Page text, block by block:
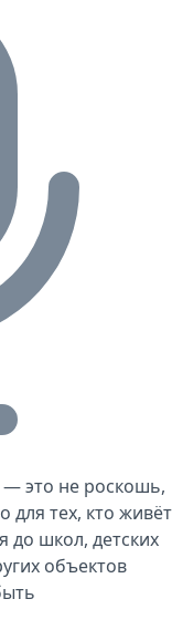
это не роскошь,
для тех, кто живёт
до школ, детских
объектов